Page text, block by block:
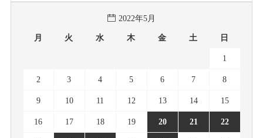
2022年5月
月 火 水 木 金 土 日
1
2 3 4 5 6 7 8
9 10 11 12 13 14 15
16 17 18 19 20 21 22